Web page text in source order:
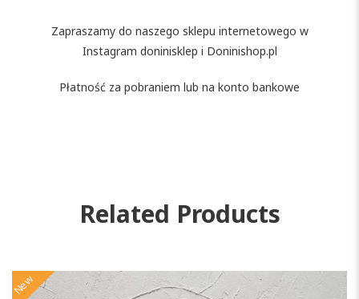
Zapraszamy do naszego sklepu internetowego w
Instagram doninisklep i Doninishop.pl
Płatność za pobraniem lub na konto bankowe
Related Products
New